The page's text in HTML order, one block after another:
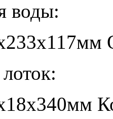
воды: